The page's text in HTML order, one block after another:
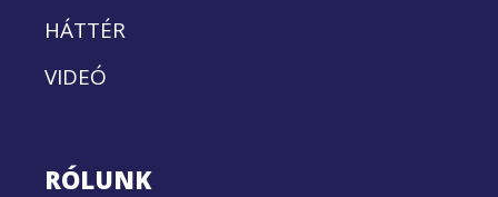
HÁTTÉR
VIDEÓ
RÓLUNK